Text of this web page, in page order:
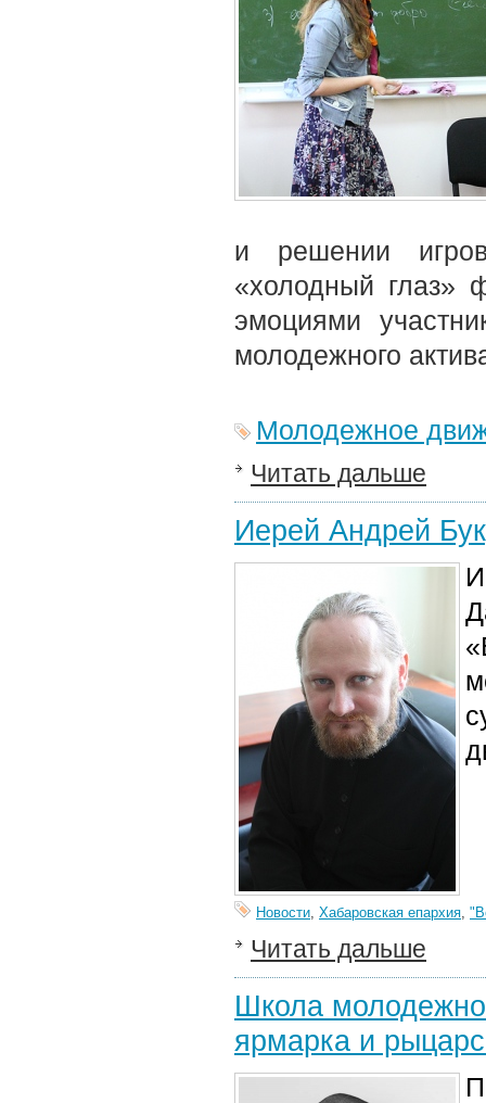
и решении
«холодный глаз»
эмоциями
молодежного
Молодежное
Читать дальше
Иерей Андрей
Новости, Хабаровская епархия,
Читать дальше
Школа
ярмарка и